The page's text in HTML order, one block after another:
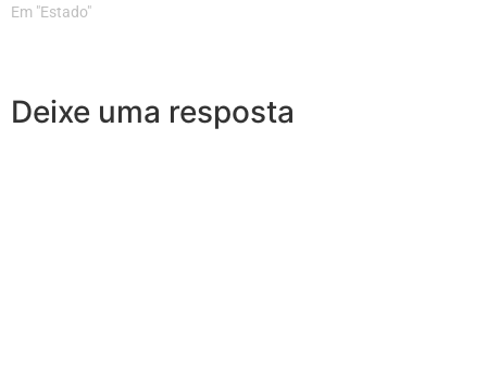
Em "Estado"
Deixe uma resposta